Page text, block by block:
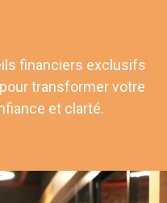
financiers exclusifs
transformer votre
et clarté.